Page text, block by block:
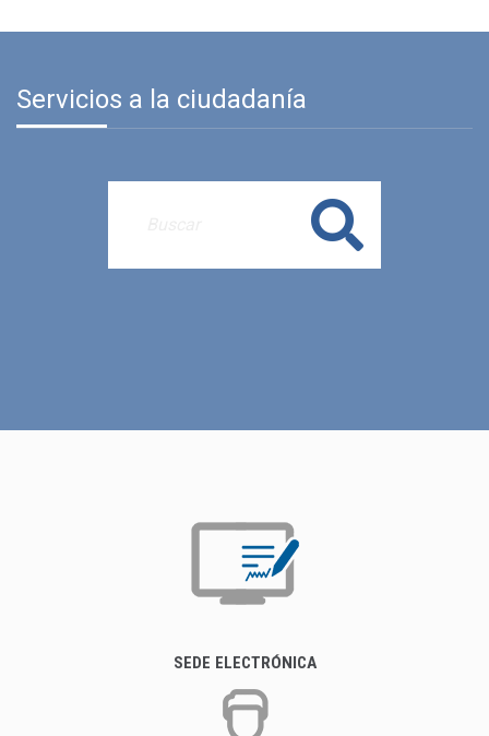
Servicios a la ciudadanía
Buscar
SEDE ELECTRÓNICA